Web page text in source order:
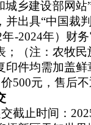
城乡建设部网
并出具“中国裁
年-2024年）
；（注：农牧
印件均需加盖
500元，售后
截止时间：